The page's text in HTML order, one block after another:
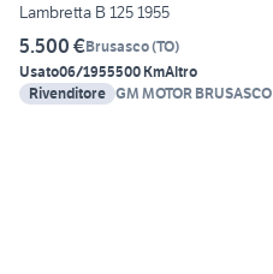
Lambretta B 125 1955
5.500 €Brusasco(TO)
Usato06/1955500 KmAltro
Rivenditore GM MOTOR BRUSASCO